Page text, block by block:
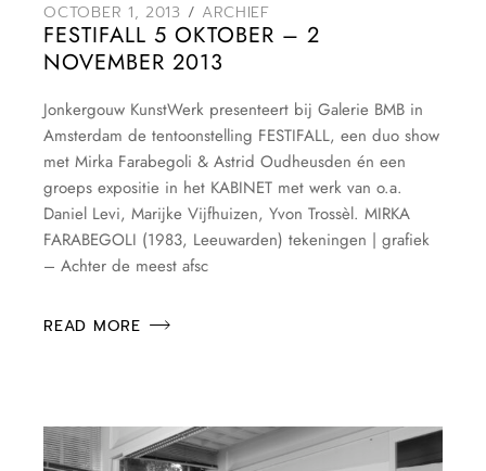
OCTOBER 1, 2013 ARCHIEF
FESTIFALL 5 OKTOBER – 2
NOVEMBER 2013
Jonkergouw KunstWerk presenteert bij Galerie BMB in
Amsterdam de tentoonstelling FESTIFALL, een duo show
met Mirka Farabegoli & Astrid Oudheusden én een
groeps expositie in het KABINET met werk van o.a.
Daniel Levi, Marijke Vijfhuizen, Yvon Trossèl. MIRKA
FARABEGOLI (1983, Leeuwarden) tekeningen | grafiek
– Achter de meest afsc
READ MORE